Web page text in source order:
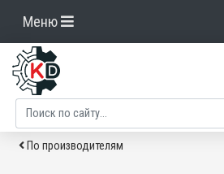
Меню
По производителям